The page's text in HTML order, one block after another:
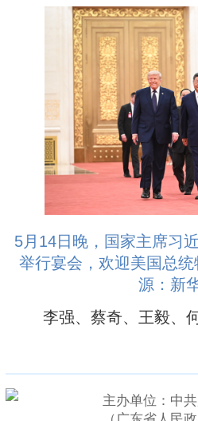
5月14日晚，国家主席习
举行宴会，欢迎美国总
源：新
李强、蔡奇、王毅、何
主办单位：中